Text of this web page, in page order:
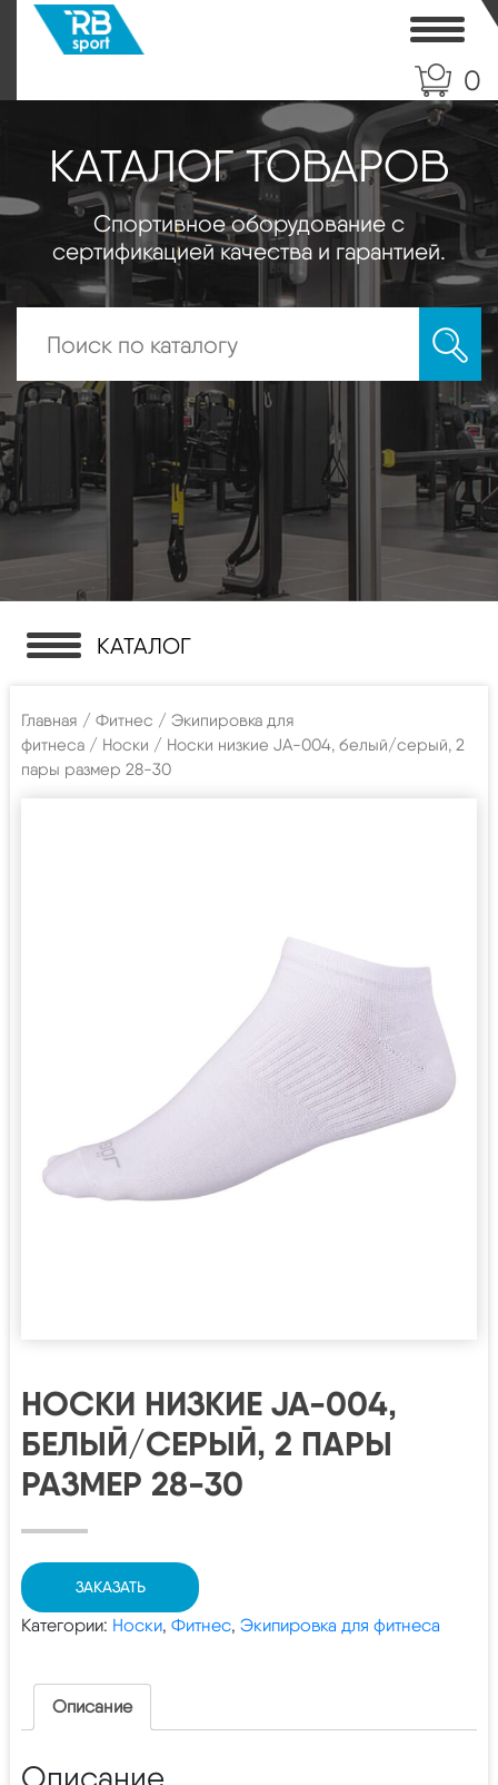
0
КАТАЛОГ ТОВАРОВ
Спортивное оборудование с
сертификацией качества и гарантией.
КАТАЛОГ
Главная / Фитнес / Экипировка для
фитнеса / Носки / Носки низкие JA-004, белый/серый, 2
пары размер 28-30
НОСКИ НИЗКИЕ JA-004,
БЕЛЫЙ/СЕРЫЙ, 2 ПАРЫ
РАЗМЕР 28-30
ЗАКАЗАТЬ
Категории: Носки, Фитнес, Экипировка для фитнеса
Описание